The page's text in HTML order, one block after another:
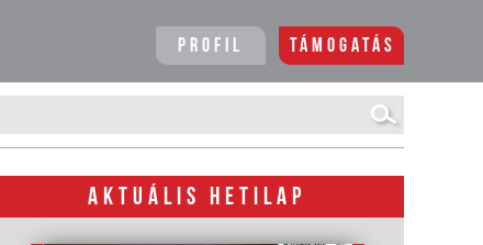
Profil Támogatás
AKTUÁLIS HETILAP